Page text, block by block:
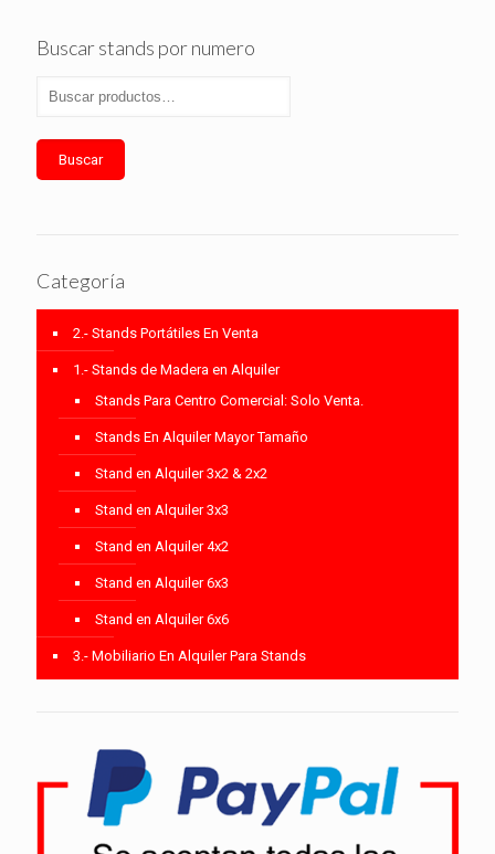
Buscar stands por numero
Buscar
Categoría
2.- Stands Portátiles En Venta
1.- Stands de Madera en Alquiler
Stands Para Centro Comercial: Solo Venta.
Stands En Alquiler Mayor Tamaño
Stand en Alquiler 3x2 & 2x2
Stand en Alquiler 3x3
Stand en Alquiler 4x2
Stand en Alquiler 6x3
Stand en Alquiler 6x6
3.- Mobiliario En Alquiler Para Stands